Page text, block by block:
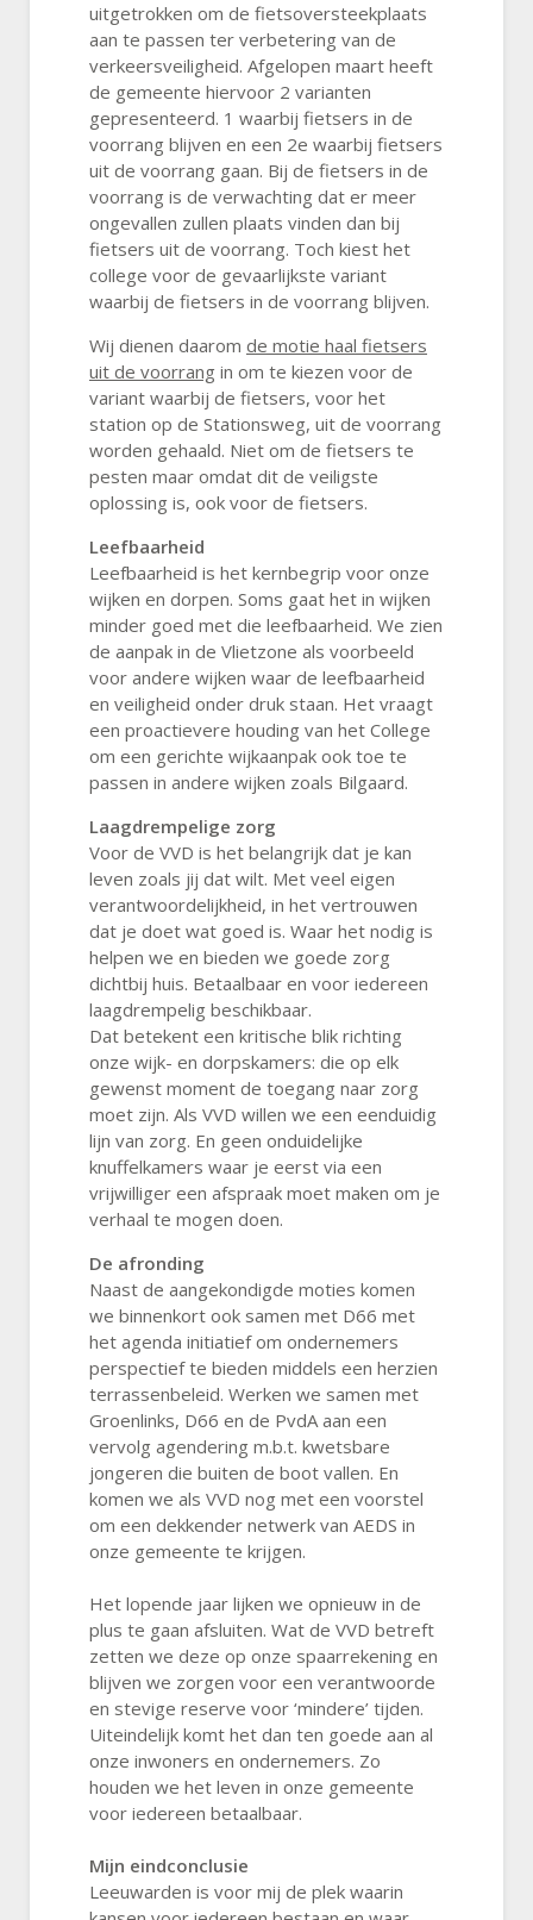
uitgetrokken om de fietsoversteekplaats
aan te passen ter verbetering van de
verkeersveiligheid. Afgelopen maart heeft
de gemeente hiervoor 2 varianten
gepresenteerd. 1 waarbij fietsers in de
voorrang blijven en een 2e waarbij fietsers
uit de voorrang gaan. Bij de fietsers in de
voorrang is de verwachting dat er meer
ongevallen zullen plaats vinden dan bij
fietsers uit de voorrang. Toch kiest het
college voor de gevaarlijkste variant
waarbij de fietsers in de voorrang blijven.
Wij dienen daarom de motie haal fietsers
uit de voorrang in om te kiezen voor de
variant waarbij de fietsers, voor het
station op de Stationsweg, uit de voorrang
worden gehaald. Niet om de fietsers te
pesten maar omdat dit de veiligste
oplossing is, ook voor de fietsers.
Leefbaarheid
Leefbaarheid is het kernbegrip voor onze
wijken en dorpen. Soms gaat het in wijken
minder goed met die leefbaarheid. We zien
de aanpak in de Vlietzone als voorbeeld
voor andere wijken waar de leefbaarheid
en veiligheid onder druk staan. Het vraagt
een proactievere houding van het College
om een gerichte wijkaanpak ook toe te
passen in andere wijken zoals Bilgaard.
Laagdrempelige zorg
Voor de VVD is het belangrijk dat je kan
leven zoals jij dat wilt. Met veel eigen
verantwoordelijkheid, in het vertrouwen
dat je doet wat goed is. Waar het nodig is
helpen we en bieden we goede zorg
dichtbij huis. Betaalbaar en voor iedereen
laagdrempelig beschikbaar.
Dat betekent een kritische blik richting
onze wijk- en dorpskamers: die op elk
gewenst moment de toegang naar zorg
moet zijn. Als VVD willen we een eenduidig
lijn van zorg. En geen onduidelijke
knuffelkamers waar je eerst via een
vrijwilliger een afspraak moet maken om je
verhaal te mogen doen.
De afronding
Naast de aangekondigde moties komen
we binnenkort ook samen met D66 met
het agenda initiatief om ondernemers
perspectief te bieden middels een herzien
terrassenbeleid. Werken we samen met
Groenlinks, D66 en de PvdA aan een
vervolg agendering m.b.t. kwetsbare
jongeren die buiten de boot vallen. En
komen we als VVD nog met een voorstel
om een dekkender netwerk van AEDS in
onze gemeente te krijgen.
Het lopende jaar lijken we opnieuw in de
plus te gaan afsluiten. Wat de VVD betreft
zetten we deze op onze spaarrekening en
blijven we zorgen voor een verantwoorde
en stevige reserve voor ‘mindere’ tijden.
Uiteindelijk komt het dan ten goede aan al
onze inwoners en ondernemers. Zo
houden we het leven in onze gemeente
voor iedereen betaalbaar.
Mijn eindconclusie
Leeuwarden is voor mij de plek waarin